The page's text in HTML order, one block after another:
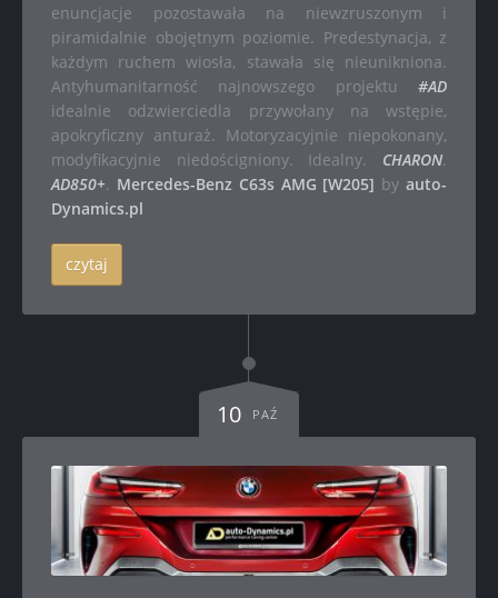
enuncjacje pozostawała na niewzruszonym i
piramidalnie obojętnym poziomie. Predestynacja, z
każdym ruchem wiosła, stawała się nieunikniona.
Antyhumanitarność najnowszego projektu #AD
idealnie odzwierciedla przywołany na wstępie,
apokryficzny anturaż. Motoryzacyjnie niepokonany,
modyfikacyjnie niedościgniony. Idealny. CHARON.
AD850+. Mercedes-Benz C63s AMG [W205] byauto-
Dynamics.pl
czytaj
10 PAŹ